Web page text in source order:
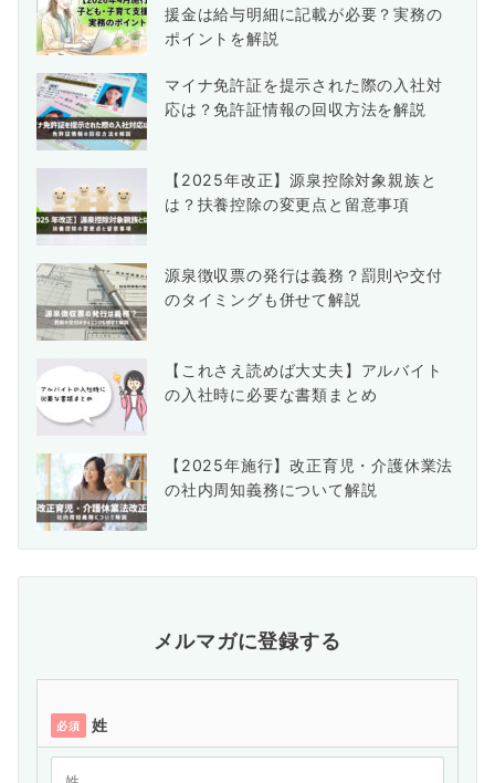
援金は給与明細に記載が必要？実務の
ポイントを解説
マイナ免許証を提示された際の入社対
応は？免許証情報の回収方法を解説
【2025年改正】源泉控除対象親族と
は？扶養控除の変更点と留意事項
源泉徴収票の発行は義務？罰則や交付
のタイミングも併せて解説
【これさえ読めば大丈夫】アルバイト
の入社時に必要な書類まとめ
【2025年施行】改正育児・介護休業法
の社内周知義務について解説
メルマガに登録する
必須 姓